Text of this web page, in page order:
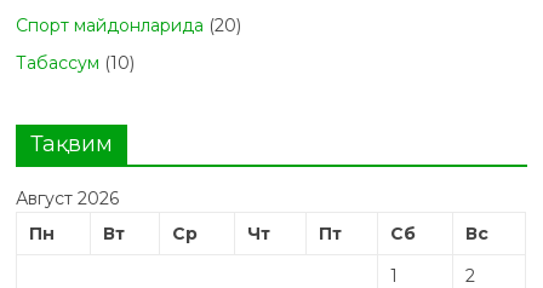
Спорт майдонларида (20)
Табасcум (10)
Тақвим
Август 2026
Пн
Вт Ср Чт Пт Сб
Вс
1
2